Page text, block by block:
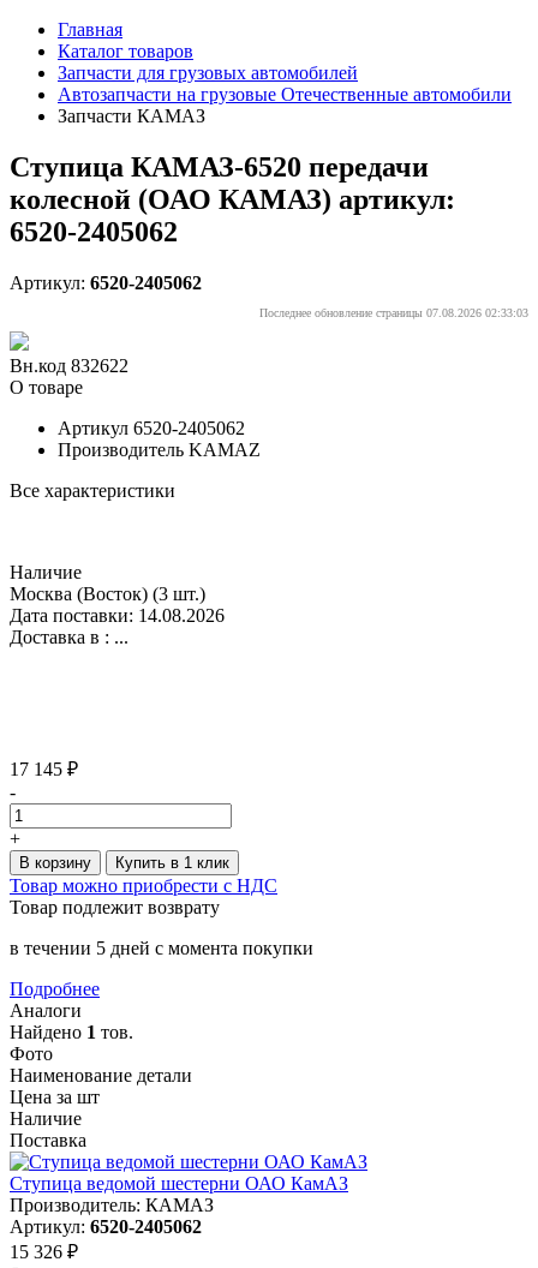
Главная
Каталог товаров
Запчасти для грузовых автомобилей
Автозапчасти на грузовые Отечественные автомобили
Запчасти КАМАЗ
Ступица КАМАЗ-6520 передачи
колесной (ОАО КАМАЗ) артикул:
6520-2405062
Артикул: 6520-2405062
Последнее обновление страницы 07.08.2026 02:33:03
Вн.код 832622
О товаре
Артикул 6520-2405062
Производитель KAMAZ
Все характеристики
Наличие
Москва (Восток) (3 шт.)
Дата поставки: 14.08.2026
Доставка в : ...
17 145 ₽
-
+
В корзину Купить в 1 клик
Товар можно приобрести с НДС
Товар подлежит возврату
в течении 5 дней с момента покупки
Подробнее
Аналоги
Найдено 1 тов.
Фото
Наименование детали
Цена за шт
Наличие
Поставка
Ступица ведомой шестерни ОАО КамАЗ
Производитель: КАМАЗ
Артикул: 6520-2405062
15 326 ₽